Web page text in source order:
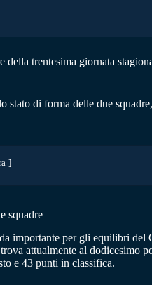
trentesima giornata
stato di forma delle due
squadre
importante per gli equilibri del
attualmente al dodicesimo
e 43 punti in classifica.